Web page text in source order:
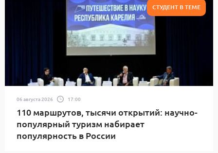
СТУДЕНТ В ТЕМЕ
06 августа 2026 17:00
110 маршрутов, тысячи открытий: научно-
популярный туризм набирает
популярность в России